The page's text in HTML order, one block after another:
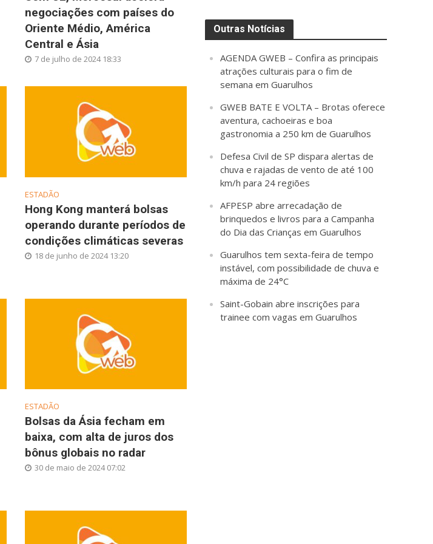
negociações com países do
Oriente Médio, América
Central e Ásia
7 de julho de 2024 18:33
ESTADÃO
Hong Kong manterá bolsas
operando durante períodos de
condições climáticas severas
18 de junho de 2024 13:20
ESTADÃO
Bolsas da Ásia fecham em
baixa, com alta de juros dos
bônus globais no radar
30 de maio de 2024 07:02
Outras Notícias
AGENDA GWEB – Confira as principais
atrações culturais para o fim de
semana em Guarulhos
GWEB BATE E VOLTA – Brotas oferece
aventura, cachoeiras e boa
gastronomia a 250 km de Guarulhos
Defesa Civil de SP dispara alertas de
chuva e rajadas de vento de até 100
km/h para 24 regiões
AFPESP abre arrecadação de
brinquedos e livros para a Campanha
do Dia das Crianças em Guarulhos
Guarulhos tem sexta-feira de tempo
instável, com possibilidade de chuva e
máxima de 24°C
Saint-Gobain abre inscrições para
trainee com vagas em Guarulhos